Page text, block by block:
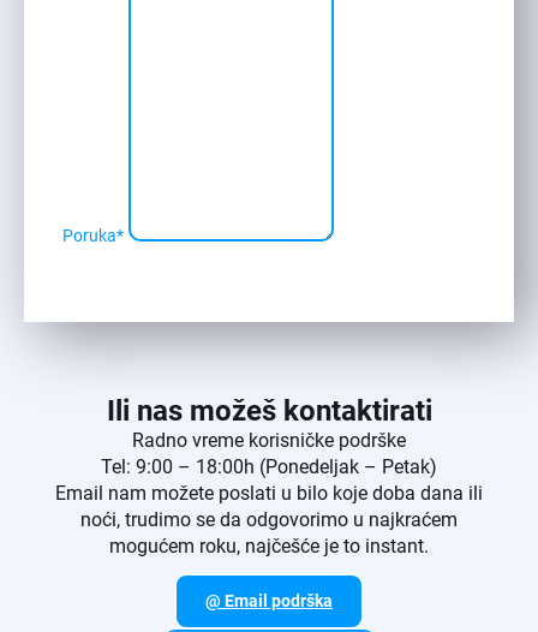
Poruka*
Ili nas možeš kontaktirati
Radno vreme korisničke podrške
Tel: 9:00 – 18:00h (Ponedeljak – Petak)
Email nam možete poslati u bilo koje doba dana ili
noći, trudimo se da odgovorimo u najkraćem
mogućem roku, najčešće je to instant.
@ Email podrška